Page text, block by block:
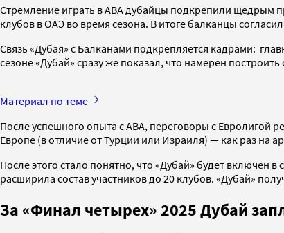
Стремление играть в ABA дубайцы подкрепили щедрым
клубов в ОАЭ во время сезона. В итоге балканцы
Связь «Дубая» с Балканами подкрепляется кадрами:
сезоне «Дубай» сразу же показал, что намерен
Материал по теме
После успешного опыта с ABA, переговоры с Евролигой
Европе (в отличие от Турции или Израиля) — как раз на
После этого стало понятно, что «Дубай» будет включен
расширила состав участников до 20 клубов. «Дубай»
За «Финал четырех» 2025 Дубай